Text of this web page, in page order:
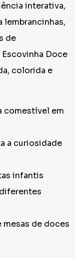
interativa,
de
Escovinha Doce
colorida e
comestível em
a curiosidade
infantis
de doces